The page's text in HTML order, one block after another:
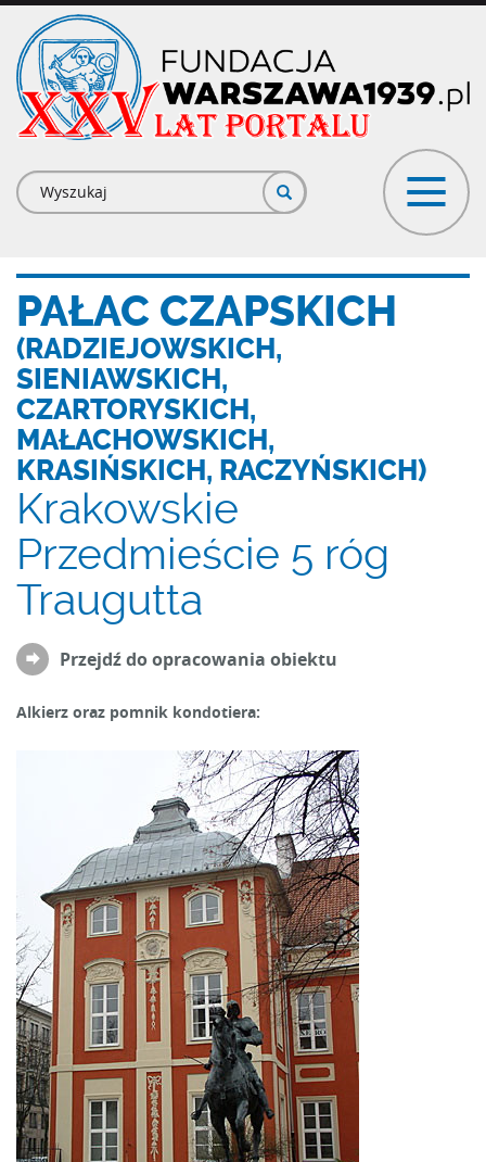
Przejdź
treści
Formularz
wyszukiwania
PAŁAC CZAPSKICH
(RADZIEJOWSKICH,
SIENIAWSKICH,
CZARTORYSKICH,
MAŁACHOWSKICH,
KRASIŃSKICH, RACZYŃSKICH)
Krakowskie
Przedmieście 5 róg
Traugutta
Przejdź do opracowania obiektu
Alkierz oraz pomnik kondotiera: